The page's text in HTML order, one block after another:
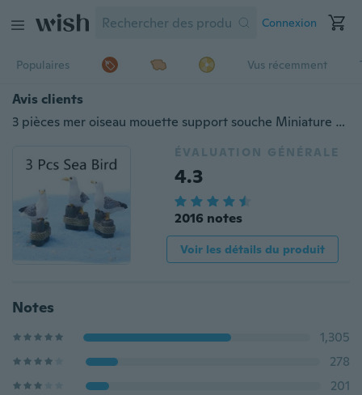
Connexion
Populaires Vus récemment
Avis clients
3 pièces mer oiseau mouette support souche Miniature fée jardin maison maisons décoration Mini artisanat Micro aménagement paysager décor bricolage accessoires
ÉVALUATION GÉNÉRALE
4.3
2016 notes
Voir les détails du produit
Notes
1,305
278
201